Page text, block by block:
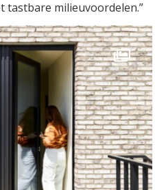
tastbare milieuvoordelen.”